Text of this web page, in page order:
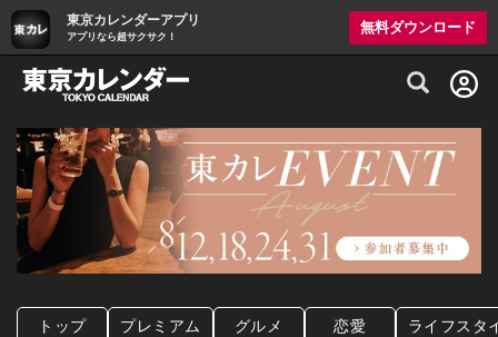
東京カレンダーアプリ
アプリなら超サクサク！
無料ダウンロード
グルメ情報・プレミアムレストラン予約
トップ プレミアム グルメ 恋愛 ライフスタ